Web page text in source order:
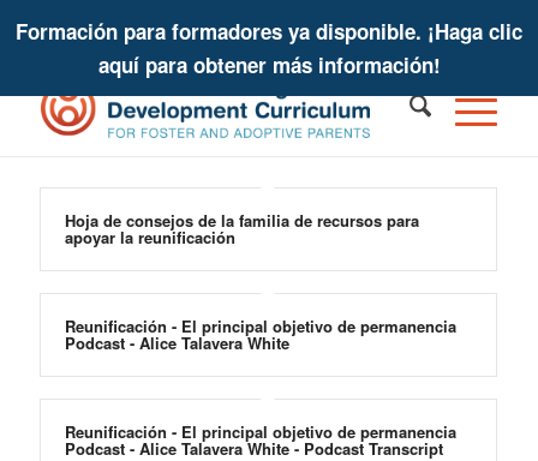
Formación para formadores ya disponible. ¡Haga clic
aquí para obtener más información!
Hoja de consejos de la familia de recursos para
apoyar la reunificación
Reunificación - El principal objetivo de permanencia
Podcast - Alice Talavera White
Reunificación - El principal objetivo de permanencia
Podcast - Alice Talavera White - Podcast Transcript